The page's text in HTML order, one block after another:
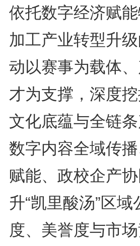
依托数字经济赋
加工产业转型升
动以赛事为载体
才为支撑，深度
文化底蕴与全链
数字内容全域传
赋能、政校企产
升“凯里酸汤”区
度、美誉度与市